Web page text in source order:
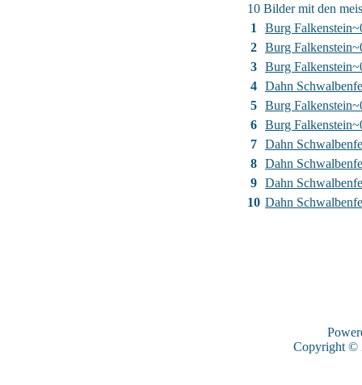
10 Bilder mit den
1
Burg
2 Burg
3 Burg
4 Dahn
5 Burg
6 Burg
7 Dahn
8 Dahn
9 Dahn
10 Dahn
Copyright ©